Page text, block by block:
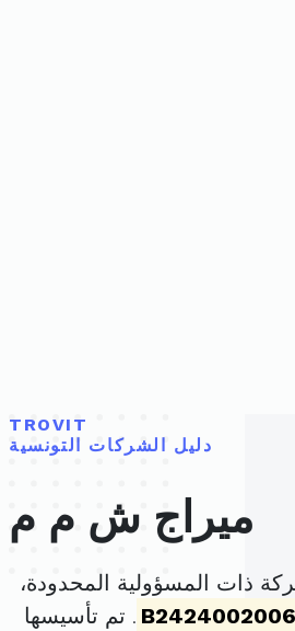
TROVIT
دليل الشركات التونسية
ميراج ش م م
ذات المسؤولية المحدودة،
B2424002006 . تم تأسيسها